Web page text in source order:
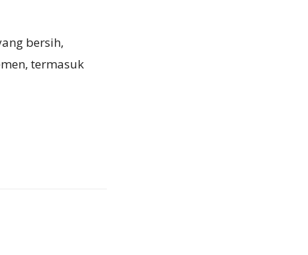
bersih,
termasuk